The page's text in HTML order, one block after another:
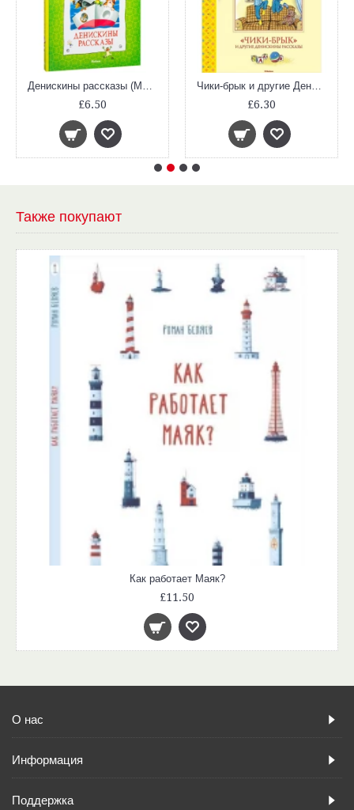
Денискины рассказы (Махаон)
£6.50
Чики-брык и другие Денискины рассказы
£6.30
Также покупают
Как работает Маяк?
£11.50
О нас
Информация
Поддержка